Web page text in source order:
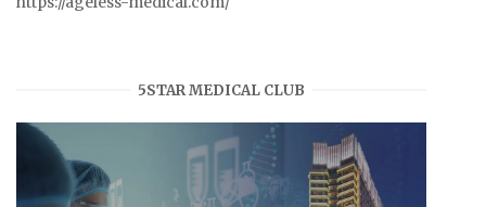
5STAR MEDICAL CLUB